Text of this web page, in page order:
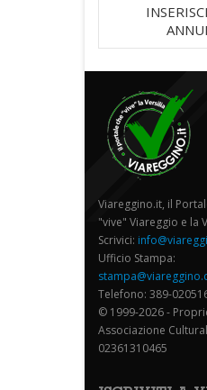
Viareggino.it, il
"vive" Viareggio e la
Scrivici:
Ufficio Stampa:
Telefono: 389-
© 1999-2026 -
Associazione
02361310465